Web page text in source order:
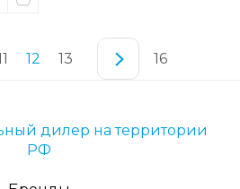
12 13 16
дилер на территории
РФ